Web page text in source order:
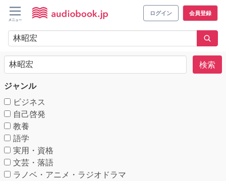
ログイン 会員登録
検索
ジャンル
ビジネス
自己啓発
教養
語学
実用・資格
文芸・落語
ラノベ・アニメ・ラジオドラマ